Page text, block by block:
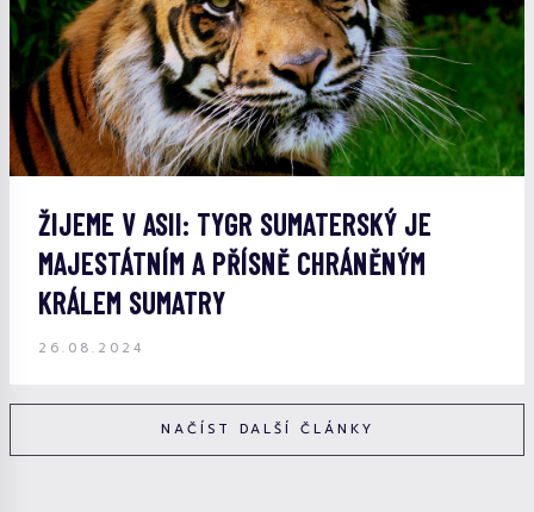
ŽIJEME V ASII: TYGR SUMATERSKÝ JE
MAJESTÁTNÍM A PŘÍSNĚ CHRÁNĚNÝM
KRÁLEM SUMATRY
26.08.2024
NAČÍST DALŠÍ ČLÁNKY